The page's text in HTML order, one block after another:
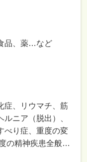
品、薬…など
症、リウマチ、筋
ニア（脱出）、
べり症、重度の変
の精神疾患全般…